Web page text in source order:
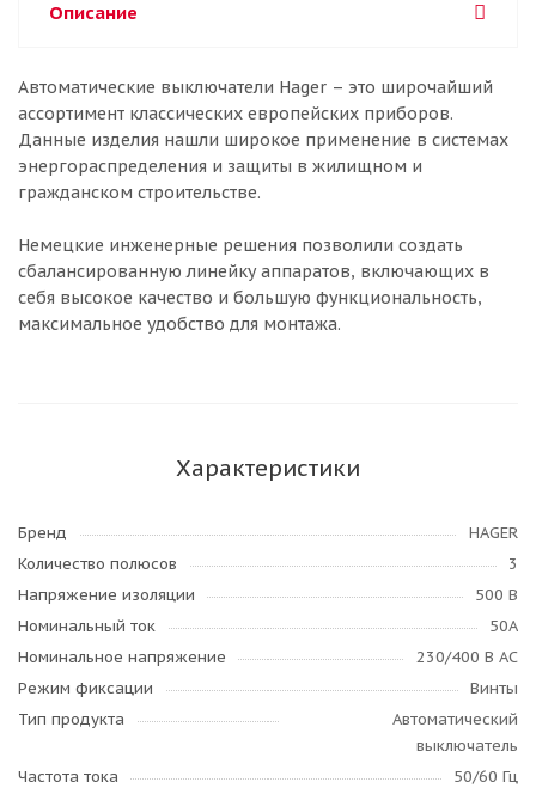
Описание
Автоматические выключатели Hager – это широчайший
ассортимент классических европейских приборов.
Данные изделия нашли широкое применение в системах
энергораспределения и защиты в жилищном и
гражданском строительстве.
Немецкие инженерные решения позволили создать
сбалансированную линейку аппаратов, включающих в
себя высокое качество и большую функциональность,
максимальное удобство для монтажа.
Характеристики
Бренд
HAGER
Количество полюсов
3
Напряжение изоляции
500 В
Номинальный ток
50А
Номинальное напряжение
230/400 В AC
Режим фиксации
Винты
Тип продукта
Автоматический
выключатель
Частота тока
50/60 Гц